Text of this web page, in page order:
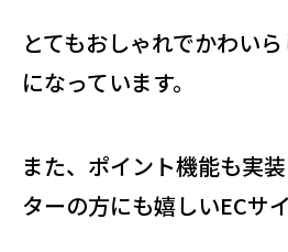
とてもおしゃれでかわい
になっています。
また、ポイント機能も実
ターの方にも嬉しいECサイ